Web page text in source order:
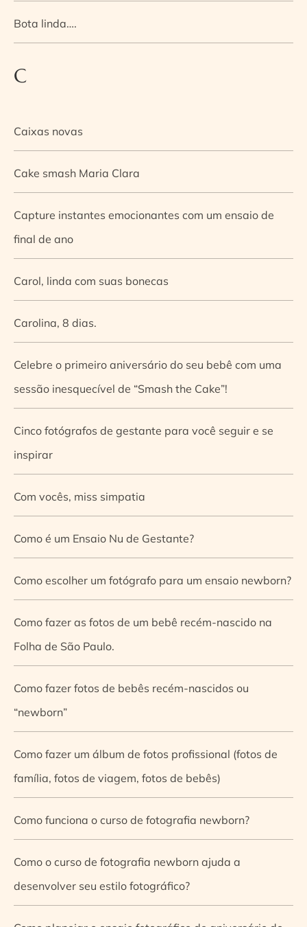
Bota linda….
C
Caixas novas
Cake smash Maria Clara
Capture instantes emocionantes com um ensaio de
final de ano
Carol, linda com suas bonecas
Carolina, 8 dias.
Celebre o primeiro aniversário do seu bebê com uma
sessão inesquecível de “Smash the Cake”!
Cinco fotógrafos de gestante para você seguir e se
inspirar
Com vocês, miss simpatia
Como é um Ensaio Nu de Gestante?
Como escolher um fotógrafo para um ensaio newborn?
Como fazer as fotos de um bebê recém-nascido na
Folha de São Paulo.
Como fazer fotos de bebês recém-nascidos ou
“newborn”
Como fazer um álbum de fotos profissional (fotos de
família, fotos de viagem, fotos de bebês)
Como funciona o curso de fotografia newborn?
Como o curso de fotografia newborn ajuda a
desenvolver seu estilo fotográfico?